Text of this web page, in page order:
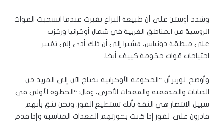
وشدد أوستن على أن طبيعة النزاع تغيرت عندما انسحبت القوات
الروسية من المناطق الغربية في شمال أوكرانيا وركزت
على منطقة دونباس، مشيرا إلى أن ذلك أدى إلى تغيير
احتياجات قوات حكومة كييف أيضا.
وأوضح الوزير أن “الحكومة الأوكرانية تحتاج الآن إلى المزيد من
الدبابات والمدفعية والمعدات الأخرى، وقال: “الخطوة الأولى في
سبيل الانتصار هي الثقة بأنك تستطيع الفوز. ونحن نثق بأنهم
قادرون على الفوز إذا كانت بحوزتهم المعدات المناسبة وإذا قدم